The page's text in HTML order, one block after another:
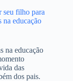
seu filho para
na educação
na educação
das
dos pais.